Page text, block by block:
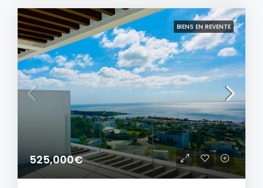
BIENS EN REVENTE
525,000€